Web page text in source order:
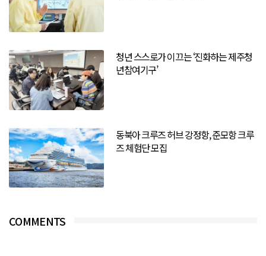
청년 스스로가 이끄는 ‘진화하는 제주청
년참여기구’
동북아 크루즈 허브 강정항, 준모항 크루
즈 체험단 모집
COMMENTS